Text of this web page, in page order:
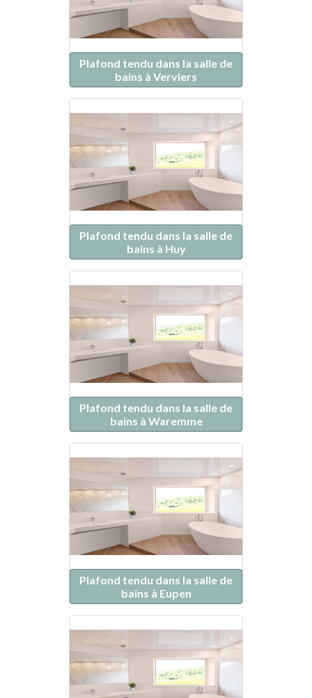
Plafond tendu dans la salle de
bains à Verviers
Plafond tendu dans la salle de
bains à Huy
Plafond tendu dans la salle de
bains à Waremme
Plafond tendu dans la salle de
bains à Eupen